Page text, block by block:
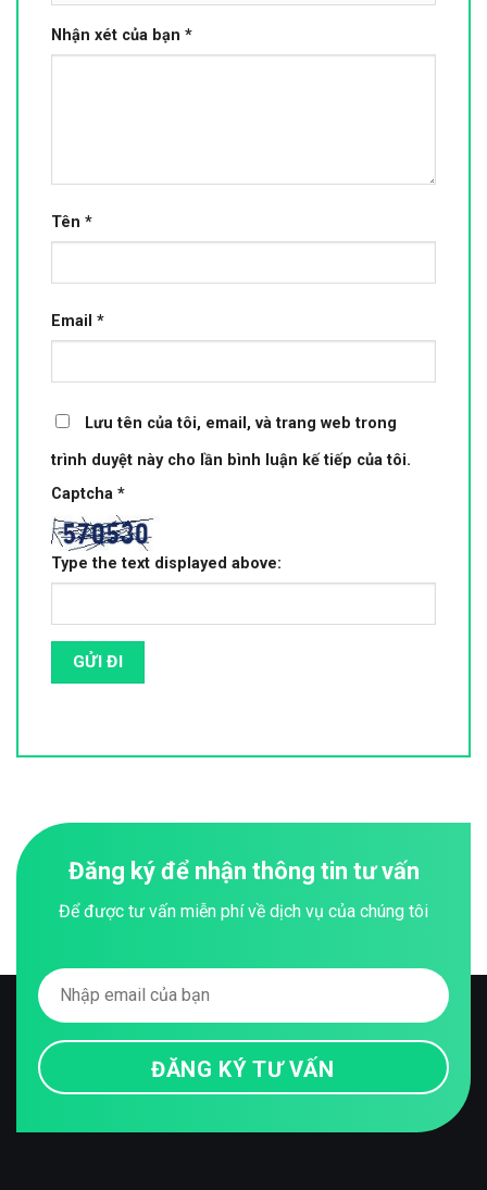
Nhận xét của bạn *
Tên *
Email *
Lưu tên của tôi, email, và trang web trong
trình duyệt này cho lần bình luận kế tiếp của tôi.
Captcha *
Type the text displayed above:
Đăng ký để nhận thông tin tư vấn
Để được tư vấn miễn phí về dịch vụ của chúng tôi